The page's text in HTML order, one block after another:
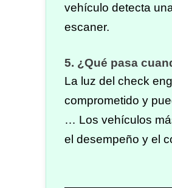
vehículo detecta
escaner.
5. ¿Qué pasa
La luz del check
comprometido y
… Los vehículos
el desempeño y el